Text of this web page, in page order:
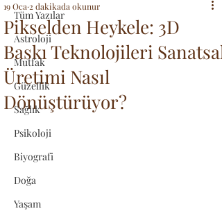
Tüm Yazılar
Astroloji
Mutfak
Güzellik
Sağlık
Psikoloji
Biyografi
Doğa
Yaşam
Pikselden Heykele: 3D
Baskı Teknolojileri Sanatsal
Üretimi Nasıl
Dönüştürüyor?
19 Oca 2 dakikada okunur